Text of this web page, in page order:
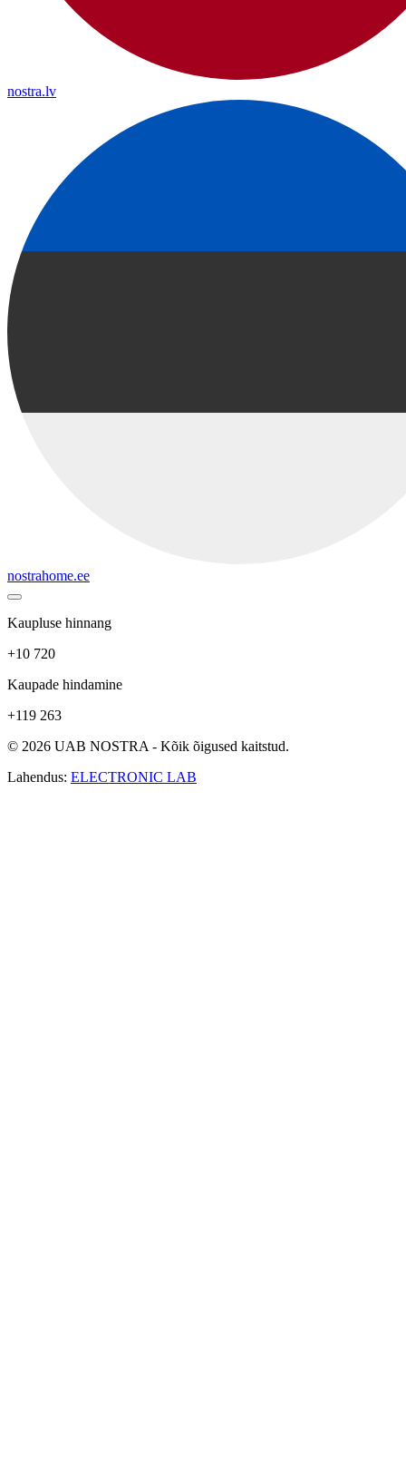
nostra.lv
nostrahome.ee
Kaupluse hinnang
+10 720
Kaupade hindamine
+119 263
© 2026 UAB NOSTRA - Kõik õigused kaitstud.
Lahendus: ELECTRONIC LAB